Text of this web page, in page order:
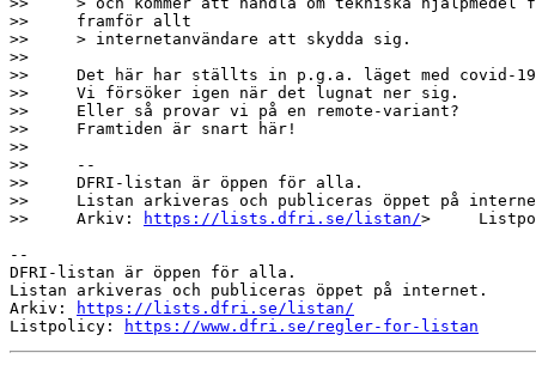
>>     framför allt
>>     > internetanvändare att skydda sig.
>>
>>     Det här har ställts in p.g.a. läget med covid-
>>     Vi försöker igen när det lugnat ner sig.
>>     Eller så provar vi på en remote-variant?
>>     Framtiden är snart här!
>>
>>     --
>>     DFRI-listan är öppen för alla.
>>     Listan arkiveras och publiceras öppet på
>>     Arkiv:
https://lists.dfri.se/listan/>
--
DFRI-listan är öppen för alla.
Listan arkiveras och publiceras öppet på internet.
Arkiv:
https://lists.dfri.se/listan/
Listpolicy:
https://www.dfri.se/regler-for-listan